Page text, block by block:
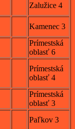
Zalužice 4
Kamenec 3
Prímestská
oblasť 6
Prímestská
oblasť 4
Prímestská
oblasť 3
Paľkov 3